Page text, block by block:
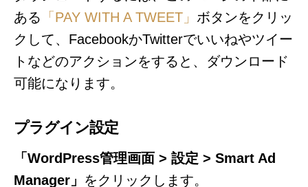
ある 「PAY WITH A TWEET」 ボタンをクリッ
クして、FacebookかTwitterでいいねやツイー
トなどのアクションをすると、ダウンロード
可能になります。
プラグイン設定
「WordPress管理画面 > 設定 > Smart Ad
Manager」 をクリックします。